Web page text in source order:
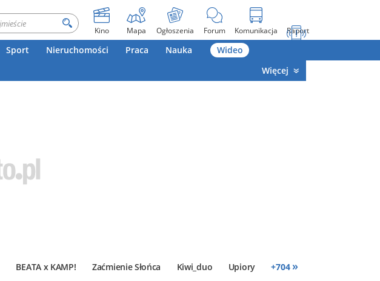
Kino Mapa Ogłoszenia Forum Komunikacja Raport
Sport Nieruchomości Praca Nauka
Wideo
Więcej
BEATA x KAMP! Zaćmienie Słońca Kiwi_duo Upiory +704 »